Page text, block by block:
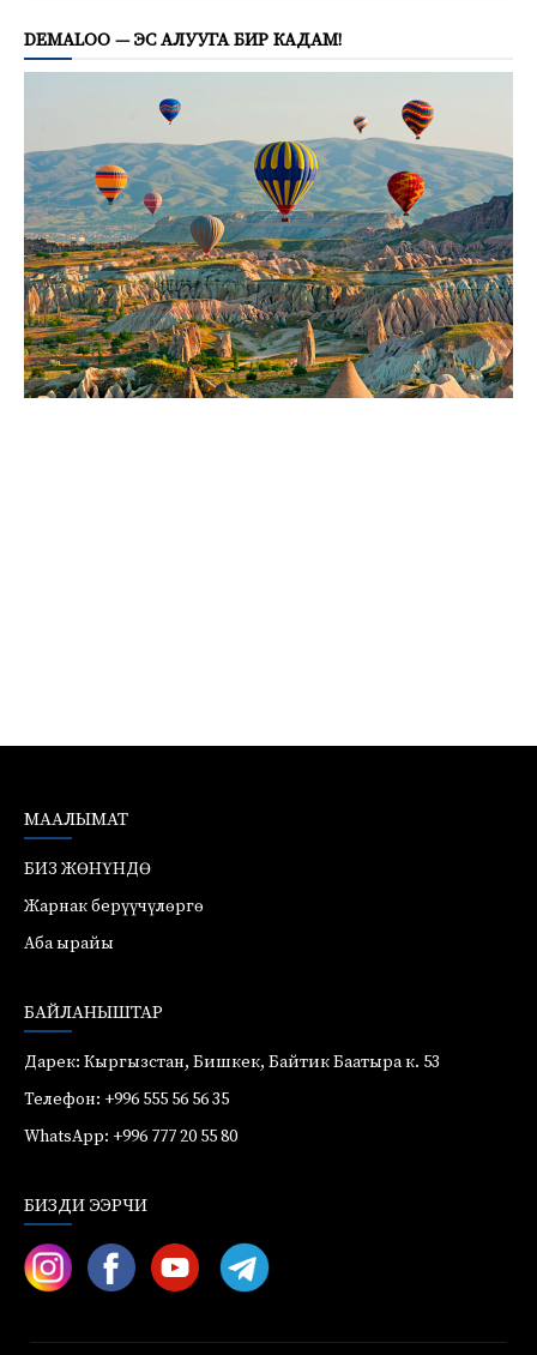
DEMALOO — ЭС АЛУУГА БИР КАДАМ!
МААЛЫМАТ
БИЗ ЖӨНҮНДӨ
Жарнак берүүчүлөргө
Аба ырайы
БАЙЛАНЫШТАР
Дарек: Кыргызстан, Бишкек, Байтик Баатыра к. 53
Телефон: +996 555 56 56 35
WhatsApp: +996 777 20 55 80
БИЗДИ ЭЭРЧИ